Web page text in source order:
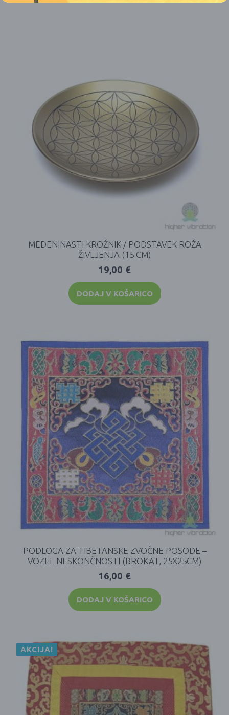
MEDENINASTI KROŽNIK / PODSTAVEK ROŽA
ŽIVLJENJA (15 CM)
19,00 €
DODAJ V KOŠARICO
PODLOGA ZA TIBETANSKE ZVOČNE POSODE –
VOZEL NESKONČNOSTI (BROKAT, 25X25CM)
16,00 €
DODAJ V KOŠARICO
AKCIJA!